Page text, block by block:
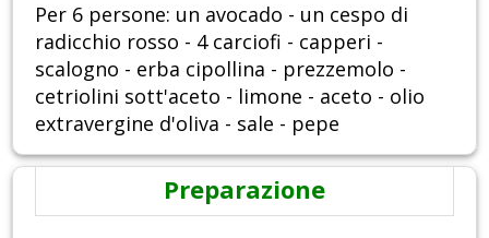
Per 6 persone: un avocado - un cespo di
radicchio rosso - 4 carciofi - capperi -
scalogno - erba cipollina - prezzemolo -
cetriolini sott'aceto - limone - aceto - olio
extravergine d'oliva - sale - pepe
Preparazione